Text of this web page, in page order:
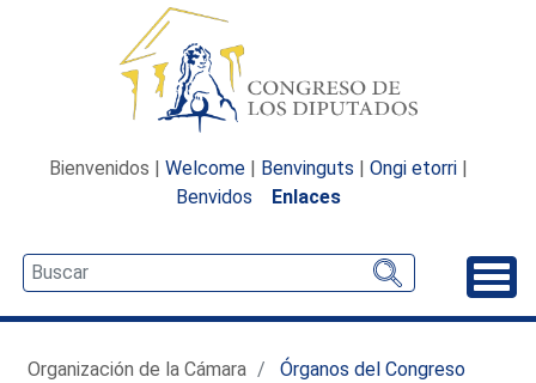
Bienvenidos | Welcome | Benvinguts | Ongi etorri |
Benvidos
Enlaces
Organización de la Cámara
Órganos del Congreso